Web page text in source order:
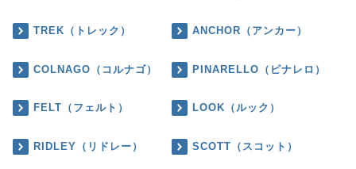
TREK（トレック） ANCHOR（アンカー）
COLNAGO（コルナゴ） PINARELLO（ピナレロ）
FELT（フェルト） LOOK（ルック）
RIDLEY（リドレー） SCOTT（スコット）